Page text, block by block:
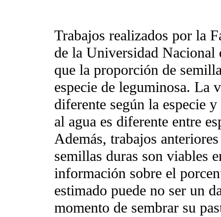
Trabajos realizados por la
de la Universidad
que la proporción de
especie de leguminosa. La
diferente según la especie
al agua es diferente entre
Además, trabajos
semillas duras son viables
información sobre el
estimado puede no ser un
momento de sembrar su